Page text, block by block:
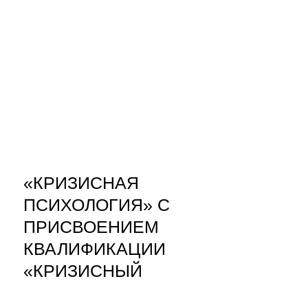
«КРИЗИСНАЯ
ПСИХОЛОГИЯ» С
ПРИСВОЕНИЕМ
КВАЛИФИКАЦИИ
«КРИЗИСНЫЙ